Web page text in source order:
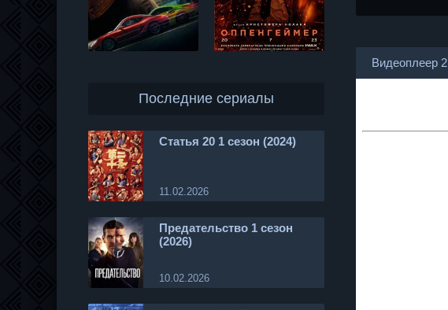
Видеоплеер 2
Последние сериалы
Статья 20 1 сезон (2024)
11.02.2026
Предательство 1 сезон
(2026)
10.02.2026